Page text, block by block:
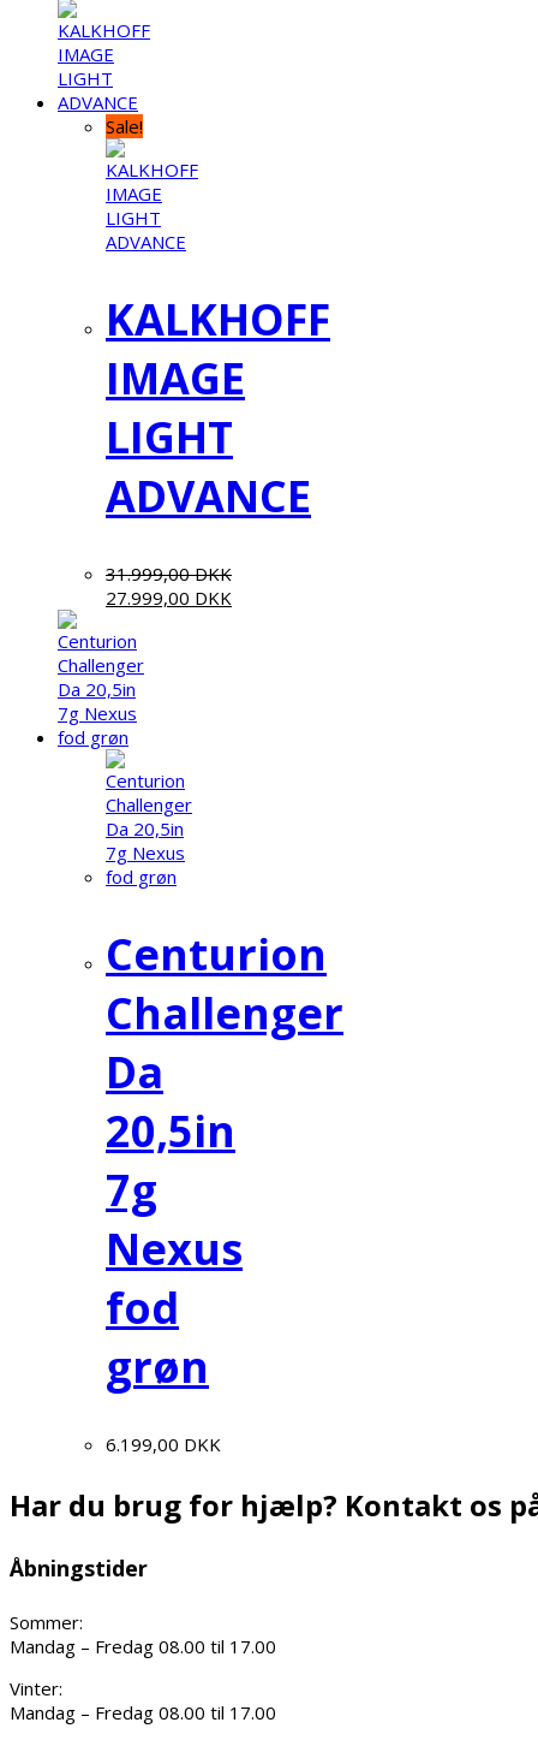
Sale!
KALKHOFF
IMAGE
LIGHT
ADVANCE
31.999,00DKK
27.999,00 DKK
Centurion
Challenger
Da
20,5in
7g
Nexus
fod
grøn
6.199,00 DKK
Har du brug for hjælp? Kontakt os
Åbningstider
Sommer:
Mandag – Fredag 08.00 til 17.00
Vinter:
Mandag – Fredag 08.00 til 17.00